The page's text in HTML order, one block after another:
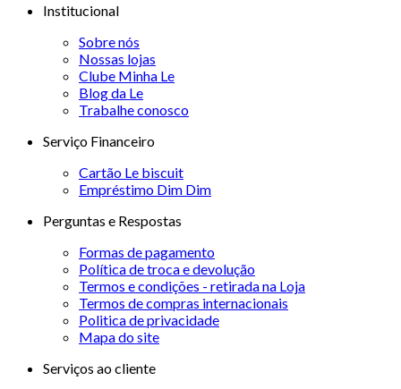
Institucional
Sobre nós
Nossas lojas
Clube Minha Le
Blog da Le
Trabalhe conosco
Serviço Financeiro
Cartão Le biscuit
Empréstimo Dim Dim
Perguntas e Respostas
Formas de pagamento
Política de troca e devolução
Termos e condições - retirada na Loja
Termos de compras internacionais
Politica de privacidade
Mapa do site
Serviços ao cliente